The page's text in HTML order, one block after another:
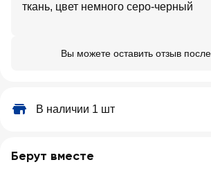
ткань, цвет немного серо-черный
Вы можете оставить отзыв
В наличии 1 шт
Берут вместе